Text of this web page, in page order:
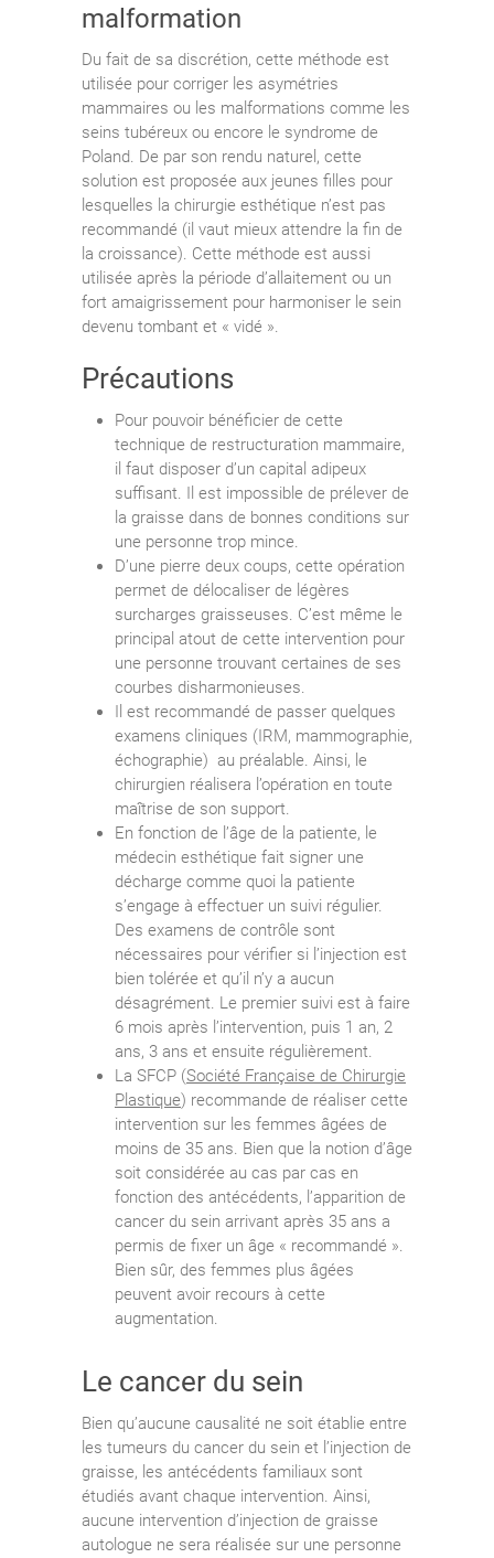
malformation
Du fait de sa discrétion, cette méthode est
utilisée pour corriger les asymétries
mammaires ou les malformations comme les
seins tubéreux ou encore le syndrome de
Poland. De par son rendu naturel, cette
solution est proposée aux jeunes filles pour
lesquelles la chirurgie esthétique n’est pas
recommandé (il vaut mieux attendre la fin de
la croissance). Cette méthode est aussi
utilisée après la période d’allaitement ou un
fort amaigrissement pour harmoniser le sein
devenu tombant et « vidé ».
Précautions
Pour pouvoir bénéficier de cette
technique de restructuration mammaire,
il faut disposer d’un capital adipeux
suffisant. Il est impossible de prélever de
la graisse dans de bonnes conditions sur
une personne trop mince.
D’une pierre deux coups, cette opération
permet de délocaliser de légères
surcharges graisseuses. C’est même le
principal atout de cette intervention pour
une personne trouvant certaines de ses
courbes disharmonieuses.
Il est recommandé de passer quelques
examens cliniques (IRM, mammographie,
échographie) au préalable. Ainsi, le
chirurgien réalisera l’opération en toute
maîtrise de son support.
En fonction de l’âge de la patiente, le
médecin esthétique fait signer une
décharge comme quoi la patiente
s’engage à effectuer un suivi régulier.
Des examens de contrôle sont
nécessaires pour vérifier si l’injection est
bien tolérée et qu’il n’y a aucun
désagrément. Le premier suivi est à faire
6 mois après l’intervention, puis 1 an, 2
ans, 3 ans et ensuite régulièrement.
La SFCP (Société Française de Chirurgie
Plastique) recommande de réaliser cette
intervention sur les femmes âgées de
moins de 35 ans. Bien que la notion d’âge
soit considérée au cas par cas en
fonction des antécédents, l’apparition de
cancer du sein arrivant après 35 ans a
permis de fixer un âge « recommandé ».
Bien sûr, des femmes plus âgées
peuvent avoir recours à cette
augmentation.
Le cancer du sein
Bien qu’aucune causalité ne soit établie entre
les tumeurs du cancer du sein et l’injection de
graisse, les antécédents familiaux sont
étudiés avant chaque intervention. Ainsi,
aucune intervention d’injection de graisse
autologue ne sera réalisée sur une personne